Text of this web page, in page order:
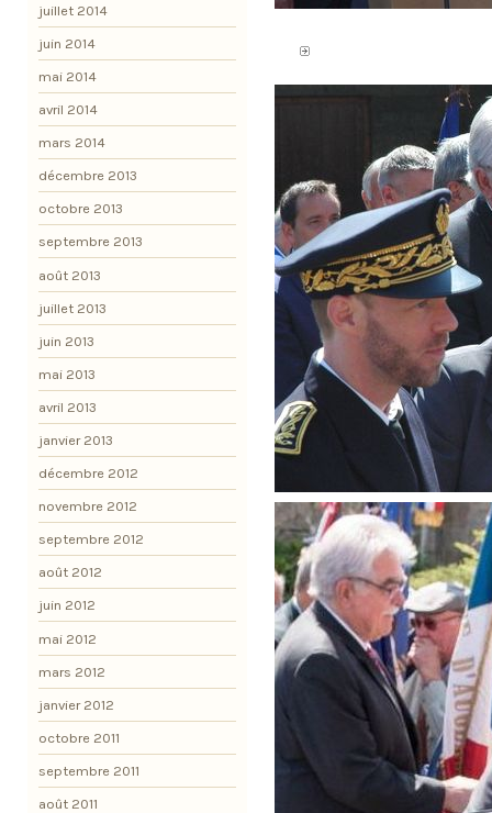
juillet 2014
juin 2014
mai 2014
avril 2014
mars 2014
décembre 2013
octobre 2013
septembre 2013
août 2013
juillet 2013
juin 2013
mai 2013
avril 2013
janvier 2013
décembre 2012
novembre 2012
septembre 2012
août 2012
juin 2012
mai 2012
mars 2012
janvier 2012
octobre 2011
septembre 2011
août 2011